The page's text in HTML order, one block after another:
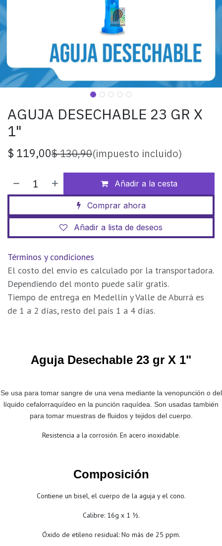
AGUJA DESECHABLE 23 GR X
1"
$ 119,00$130,90(impuesto incluido)
Añadir a la cesta
Comprar ahora
Añadir a lista de deseos
Términos y condiciones
El costo del envío es calculado por la transportadora.
Dependiendo del monto puede salir gratis.
Tiempo de entrega en Medellín y Valle de Aburrá es
de 1 a 2 días, resto del país 1 a 4 días.
Aguja Desechable 23 gr X 1"
Se usa para tomar sangre de una vena mediante la venopunción o del
líquido cefalorraquídeo en la punción raquídea. Son usadas también
para tomar muestras de fluidos y tejidos del cuerpo.
Resistencia a la corrosión. En acero inoxidable.
Composición
Contiene un bisel, el cuerpo de la aguja y el cono.
Calibre: 16g x 1 ½.
Óxido de etileno residual: No más de 25 ppm.